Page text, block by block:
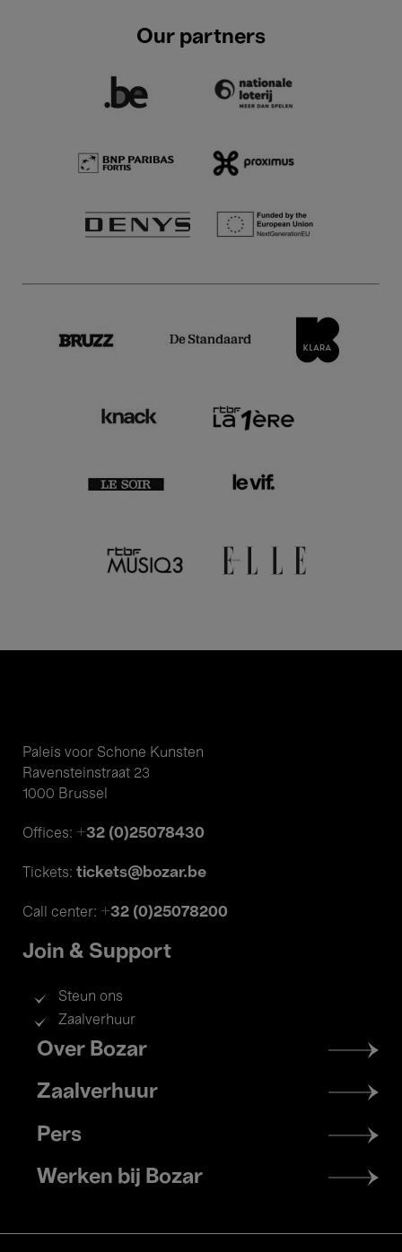
Our partners
Paleis voor Schone Kunsten
Ravensteinstraat 23
1000 Brussel
Offices: +32 (0)25078430
Tickets: tickets@bozar.be
Call center: +32 (0)25078200
Join & Support
Steun ons
Zaalverhuur
Footer
menu
Over Bozar
Zaalverhuur
Pers
Werken bij Bozar